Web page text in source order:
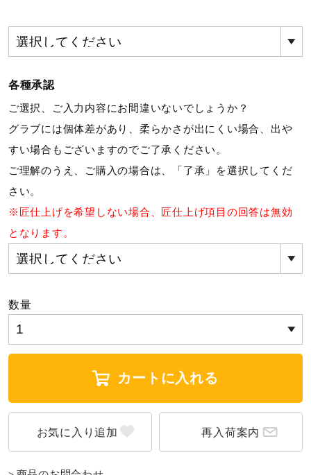
コラボ／ライセンス
直営店一覧
各種承認
ご選択、ご入力内容にお間違いないでしょうか？
グラブには個体差があり、柔らかさが出にくい場合、出や
すい場合もございますのでご了承ください。
ご理解のうえ、ご購入の場合は、「了承」を選択してくだ
さい。
※匠仕上げを希望しない場合、匠仕上げ項目の回答は無効
となります。
数量
カートに入れる
再入荷案内